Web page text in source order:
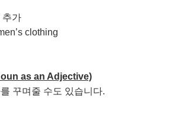
추가
clothing
as an Adjective)
꾸며줄 수도 있습니다.